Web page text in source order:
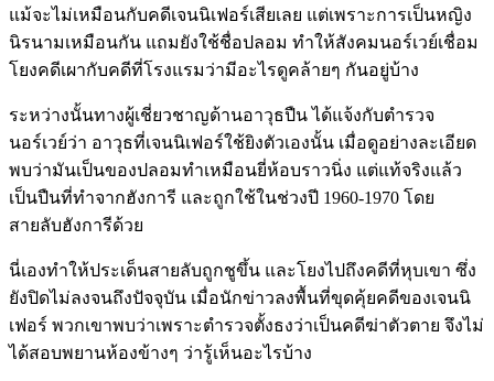
แม้จะไม่เหมือนกับคดีเจนนิเฟอร์เสียเลย แต่เพราะการเป็นหญิง
นิรนามเหมือนกัน แถมยังใช้ชื่อปลอม ทำให้สังคมนอร์เวย์เชื่อม
โยงคดีเผากับคดีที่โรงแรมว่ามีอะไรดูคล้ายๆ กันอยู่บ้าง
ระหว่างนั้นทางผู้เชี่ยวชาญด้านอาวุธปืน ได้แจ้งกับตำรวจ
นอร์เวย์ว่า อาวุธที่เจนนิเฟอร์ใช้ยิงตัวเองนั้น เมื่อดูอย่างละเอียด
พบว่ามันเป็นของปลอมทำเหมือนยี่ห้อบราวนิ่ง แต่แท้จริงแล้ว
เป็นปืนที่ทำจากฮังการี และถูกใช้ในช่วงปี 1960-1970 โดย
สายลับฮังการีด้วย
นี่เองทำให้ประเด็นสายลับถูกชูขึ้น และโยงไปถึงคดีที่หุบเขา ซึ่ง
ยังปิดไม่ลงจนถึงปัจจุบัน เมื่อนักข่าวลงพื้นที่ขุดคุ้ยคดีของเจนนิ
เฟอร์ พวกเขาพบว่าเพราะตำรวจตั้งธงว่าเป็นคดีฆ่าตัวตาย จึงไม่
ได้สอบพยานห้องข้างๆ ว่ารู้เห็นอะไรบ้าง